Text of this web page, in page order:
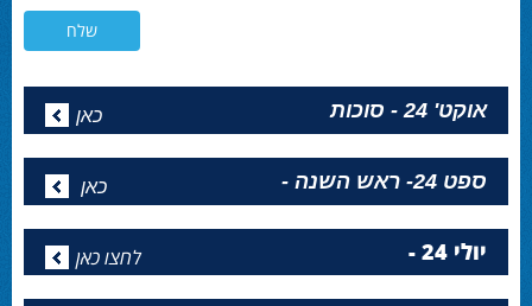
אוקט' 24 - סוכות כאן
ספט 24- ראש השנה - כאן
יולי 24 - לחצו כאן